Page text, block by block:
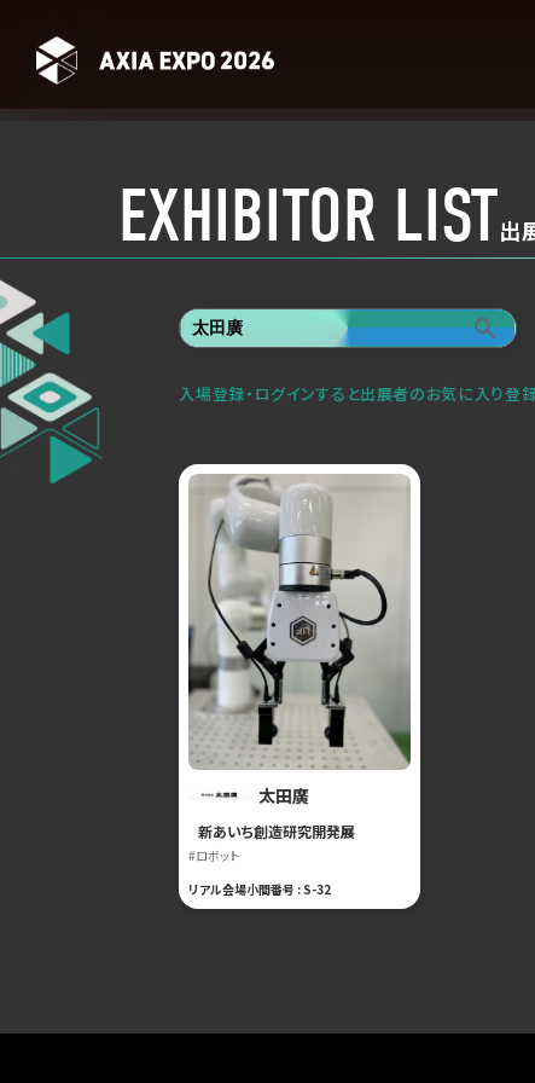
EXHIBITOR LIST出
入場登録・ログインすると出展者のお気に入り登録
太田廣
新あいち創造研究開発展
#ロボット
リアル会場小間番号 : S-32